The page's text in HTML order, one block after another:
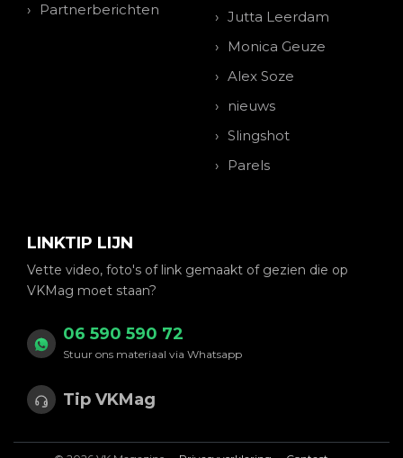
Partnerberichten
Jutta Leerdam
Monica Geuze
Alex Soze
nieuws
Slingshot
Parels
LINKTIP LIJN
Vette video, foto's of link gemaakt of gezien die op
VKMag moet staan?
06 590 590 72
Stuur ons materiaal via Whatsapp
Tip VKMag